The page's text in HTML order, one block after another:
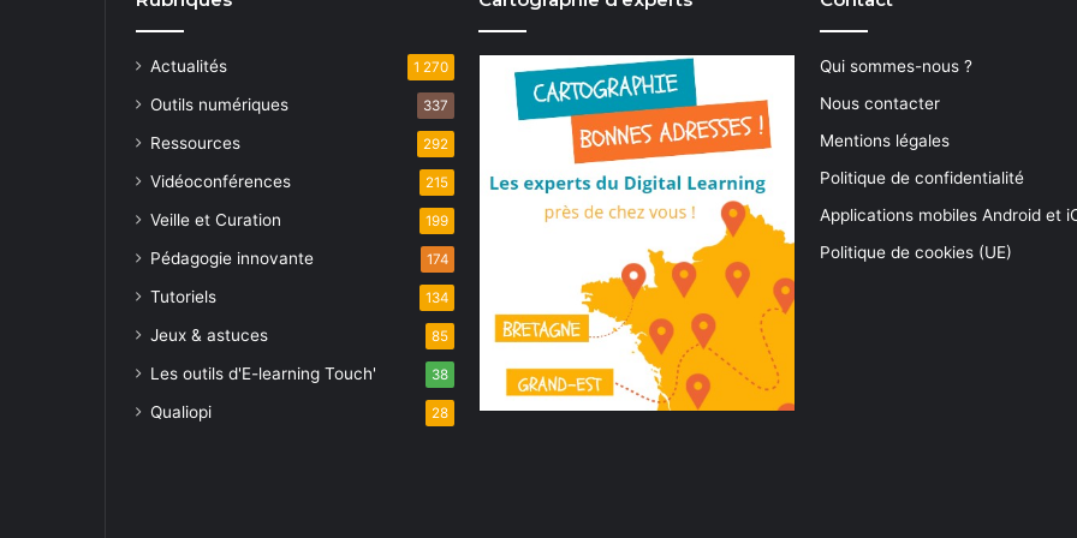
e
s
É
v
n
e
m
e
n
.
Actualités 1 270
Outils numériques 337
Ressources 292
Vidéoconférences 215
Veille et Curation 199
Pédagogie innovante 174
Tutoriels 134
Jeux & astuces 85
Les outils d'E-learning Touch' 38
Qualiopi 28
Qui sommes-nous ?
Nous contacter
Mentions légales
Politique de confidentialité
Applications mobiles Android et
Politique de cookies (UE)